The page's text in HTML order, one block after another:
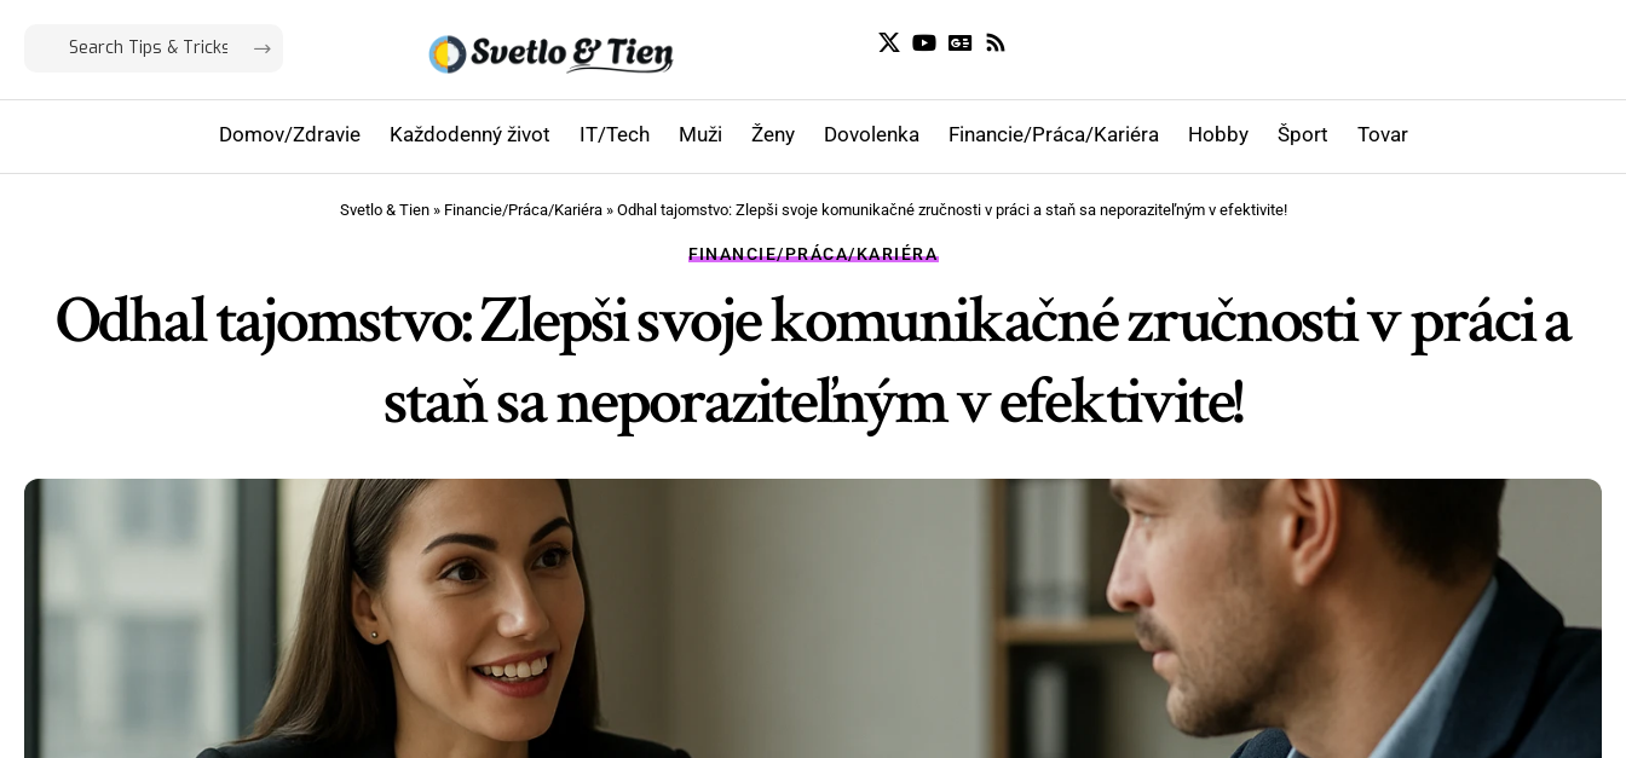
Domov/Zdravie Každodenný život IT/Tech Muži Ženy Dovolenka Financie/Práca/Kariéra Hobby Šport Tovar
Svetlo & Tien» Financie/Práca/Kariéra» Odhal tajomstvo: Zlepši svoje komunikačné zručnosti v práci a staň sa neporaziteľným v efektivite!
FINANCIE/PRÁCA/KARIÉRA
Odhal tajomstvo: Zlepši svoje komunikačné zručnosti v práci a
staň sa neporaziteľným v efektivite!